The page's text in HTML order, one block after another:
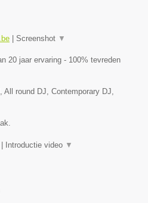
Screenshot ▼
20 jaar ervaring - 100% tevreden
All round DJ, Contemporary DJ,
Introductie video ▼